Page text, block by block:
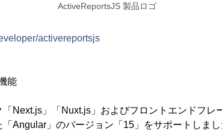
ActiveReportsJS 製品ロゴ
activereportsjs
能
Next.js」「Nuxt.js」およびフロントエンドフレ
Angular」のバージョン「15」をサポートしまし